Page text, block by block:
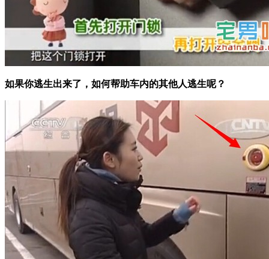
如果你逃生出来了，如何帮助车内的其他人逃生呢？